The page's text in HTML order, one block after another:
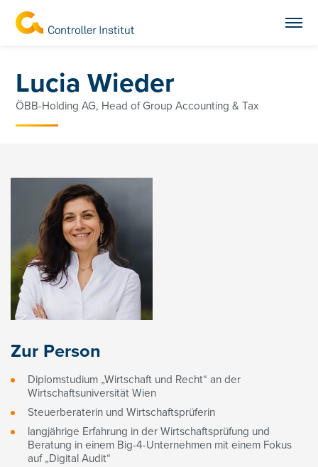
Lucia Wieder
ÖBB-Holding AG, Head of Group Accounting & Tax
Zur Person
Diplomstudium „Wirtschaft und Recht“ an der
Wirtschaftsuniversität Wien
Steuerberaterin und Wirtschaftsprüferin
langjährige Erfahrung in der Wirtschaftsprüfung und
Beratung in einem Big-4-Unternehmen mit einem Fokus
auf „Digital Audit“